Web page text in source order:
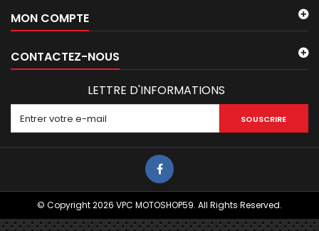
© Copyright 2026 VPC MOTOSHOP59. All Rights Reserved.
MON COMPTE
CONTACTEZ-NOUS
LETTRE D'INFORMATIONS
SOUSCRIRE